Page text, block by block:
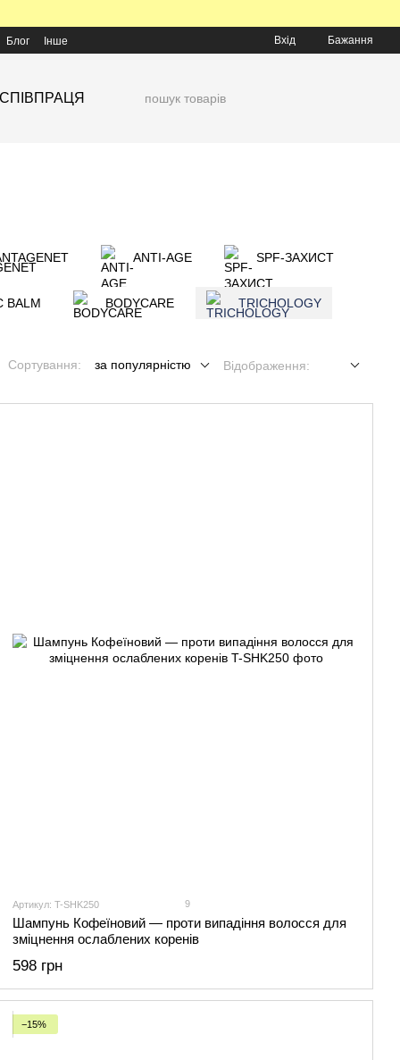
Блог Інше Вхід Бажання
СПІВПРАЦЯ
ANTI-AGE SPF-ЗАХИСТ
BALM BODYCARE TRICHOLOGY
Сортування: за популярністю Відображення:
Артикул: T-SHK250 9
Шампунь Кофеїновий — проти випадіння волосся для
зміцнення ослаблених коренів
598 грн
−15%